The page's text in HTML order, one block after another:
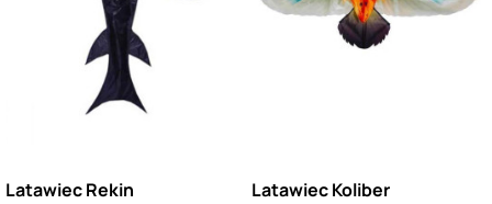
Latawiec Rekin Latawiec Koliber